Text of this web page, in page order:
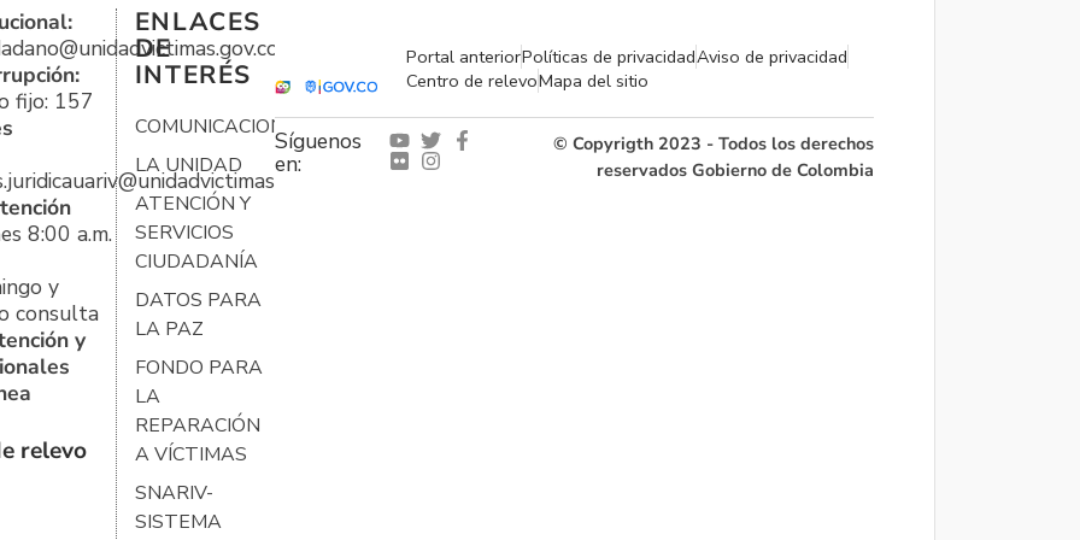
fijo: 157
8:00 a.m.
y
consulta
y
relevo
ENLACES
DE
INTERÉS
COMUNICACIONES
LA UNIDAD
ATENCIÓN Y
SERVICIOS
CIUDADANÍA
DATOS PARA
LA PAZ
FONDO PARA
LA
REPARACIÓN
A VÍCTIMAS
SNARIV-
SISTEMA
Portal anteriorPolíticas de privacidadAviso de privacidad
Centro de relevoMapa del sitio
Síguenos
en:
© Copyrigth 2023 - Todos los derechos
reservados Gobierno de Colombia